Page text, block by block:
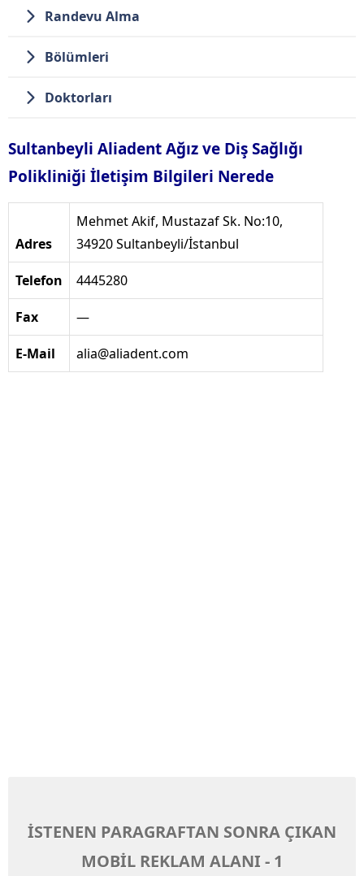
Randevu Alma
Bölümleri
Doktorları
Sultanbeyli Aliadent Ağız ve Diş Sağlığı
Polikliniği İletişim Bilgileri Nerede
Adres
Mehmet Akif, Mustazaf Sk. No:10,
34920 Sultanbeyli/İstanbul
Telefon 4445280
Fax —
E-Mail alia@aliadent.com
İSTENEN PARAGRAFTAN SONRA ÇIKAN
MOBİL REKLAM ALANI - 1